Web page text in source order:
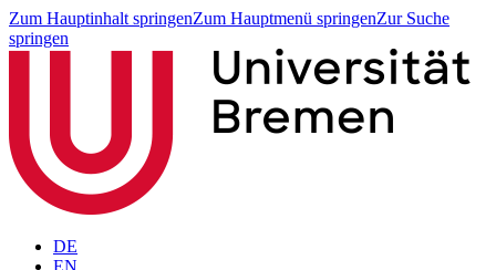
Zum Hauptinhalt springenZum Hauptmenü springenZur Suche
springen
DE
EN